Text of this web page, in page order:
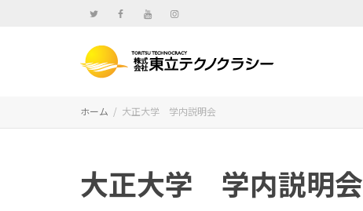
ホーム 大正大学 学内説明会
大正大学 学内説明会